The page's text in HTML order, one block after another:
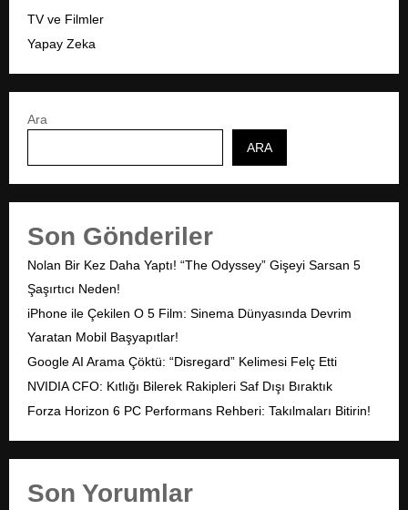
TV ve Filmler
Yapay Zeka
Ara
ARA
Son Gönderiler
Nolan Bir Kez Daha Yaptı! “The Odyssey” Gişeyi Sarsan 5
Şaşırtıcı Neden!
iPhone ile Çekilen O 5 Film: Sinema Dünyasında Devrim
Yaratan Mobil Başyapıtlar!
Google AI Arama Çöktü: “Disregard” Kelimesi Felç Etti
NVIDIA CFO: Kıtlığı Bilerek Rakipleri Saf Dışı Bıraktık
Forza Horizon 6 PC Performans Rehberi: Takılmaları Bitirin!
Son Yorumlar